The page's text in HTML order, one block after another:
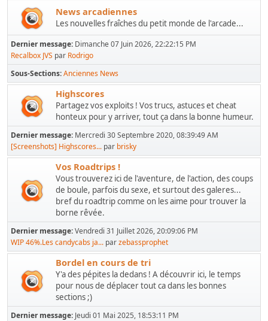
News arcadiennes
Les nouvelles fraîches du petit monde de l'arcade...
Dernier message: Dimanche 07 Juin 2026, 22:22:15 PM
Recalbox JVS par Rodrigo
Sous-Sections Anciennes News
Highscores
Partagez vos exploits ! Vos trucs, astuces et cheat
honteux pour y arriver, tout ça dans la bonne humeur.
Dernier message: Mercredi 30 Septembre 2020, 08:39:49 AM
[Screenshots] Highscores... par brisky
Vos Roadtrips !
Vous trouverez ici de l'aventure, de l'action, des coups
de boule, parfois du sexe, et surtout des galeres...
bref du roadtrip comme on les aime pour trouver la
borne rêvée.
Dernier message:Vendredi 31 Juillet 2026, 20:09:06 PM
WIP 46%.Les candycabs ja... parzebassprophet
Bordel en cours de tri
Y'a des pépites la dedans ! A découvrir ici, le temps
pour nous de déplacer tout ca dans les bonnes
sections ;)
Dernier message: Jeudi 01 Mai 2025, 18:53:11 PM